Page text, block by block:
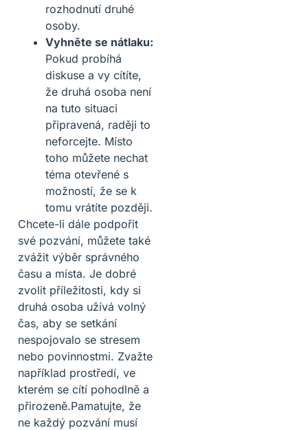
rozhodnutí druhé
osoby.
Vyhněte se nátlaku:
Pokud probíhá
diskuse a vy cítíte,
že druhá osoba není
na tuto situaci
připravená, raději to
neforcejte. Místo
toho můžete nechat
téma otevřené s
možností, že se k
tomu vrátíte později.
Chcete-li dále podpořit
své pozvání, můžete také
zvážit výběr správného
času a místa. Je dobré
zvolit příležitosti, kdy si
druhá osoba užívá volný
čas, aby se setkání
nespojovalo se stresem
nebo povinnostmi. Zvažte
například prostředí, ve
kterém se cítí pohodlně a
přirozeně.Pamatujte, že
ne každý pozvání musí